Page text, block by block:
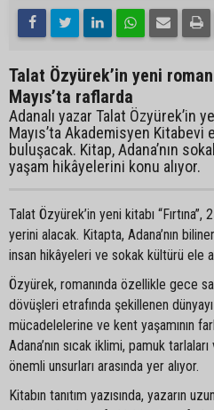
Talat Özyürek’in yeni
Mayıs’ta raflarda
Adanalı yazar Talat Özyürek’in
Mayıs’ta Akademisyen
buluşacak. Kitap, Adana’nın
yaşam hikâyelerini konu alıyor.
Talat Özyürek’in yeni kitabı
yerini alacak. Kitapta, Adana’nın
insan hikâyeleri ve sokak kültürü ele
Özyürek, romanında özellikle gece
dövüşleri etrafında şekillenen
mücadelelerine ve kent yaşamının
Adana’nın sıcak iklimi, pamuk
önemli unsurları arasında yer alıyor.
Kitabın tanıtım yazısında, yazarın